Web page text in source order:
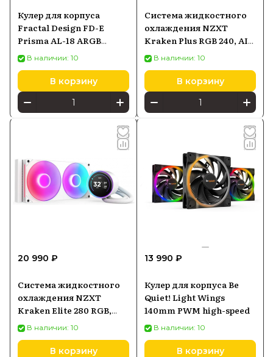
Кулер для корпуса
Fractal Design FD-E
Prisma AL-18 ARGB
180mm single pack PWM
В наличии: 10
В корзину
Система жидкостного
охлаждения NZXT
Kraken Plus RGB 240, AIO
240 мм, чёрная
В наличии: 10
В корзину
20 990 ₽
Система жидкостного
охлаждения NZXT
Kraken Elite 280 RGB,
AIO 280 мм, LCD 2,72",
белая
В наличии: 10
В корзину
13 990 ₽
Кулер для корпуса Be
Quiet! Light Wings
140mm PWM high-speed
В наличии: 10
В корзину